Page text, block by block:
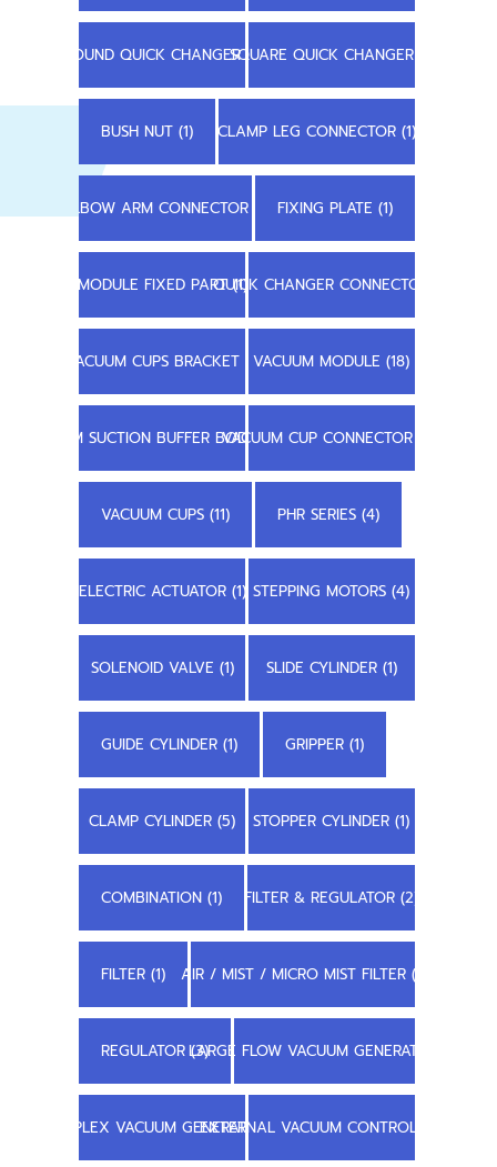
ROUND QUICK CHANGER (1)SQUARE QUICK CHANGER (1)
BUSH NUT (1) CLAMP LEG CONNECTOR (1)
ELBOW ARM CONNECTOR (1) FIXING PLATE (1)
MODULE FIXED PART (1)QUICK CHANGER CONNECTOR (1)
VACUUM CUPS BRACKET (1)VACUUM MODULE (18)
STEM SUCTION BUFFER BODY (3)VACUUM CUP CONNECTOR (2)
VACUUM CUPS (11) PHR SERIES (4)
ELECTRIC ACTUATOR (1) STEPPING MOTORS (4)
SOLENOID VALVE (1) SLIDE CYLINDER (1)
GUIDE CYLINDER (1) GRIPPER (1)
CLAMP CYLINDER (5) STOPPER CYLINDER (1)
COMBINATION (1) FILTER & REGULATOR (2)
FILTER (1) AIR / MIST / MICRO MIST FILTER (1)
REGULATOR (3)LARGE FLOW VACUUM GENERATOR (3)
COMPLEX VACUUM GENERATOR (1)EXTERNAL VACUUM CONTROLLER (1)